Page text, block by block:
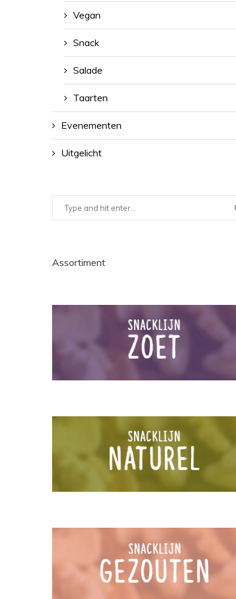
Vegan
Snack
Salade
Taarten
Evenementen
Uitgelicht
Assortiment